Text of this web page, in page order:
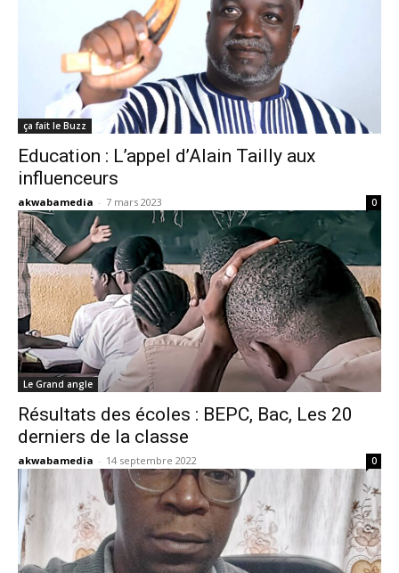
ça fait le Buzz
Education : L’appel d’Alain Tailly aux
influenceurs
akwabamedia - 7 mars 2023 0
Le Grand angle
Résultats des écoles : BEPC, Bac, Les 20
derniers de la classe
akwabamedia - 14 septembre 2022 0